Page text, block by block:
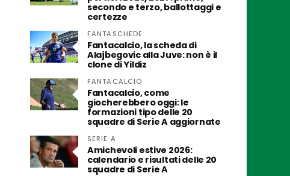
secondo e terzo, ballottaggi e
certezze
FANTASCHEDE
Fantacalcio, la scheda di
Alajbegovic alla Juve: non è il
clone di Yildiz
FANTACALCIO
Fantacalcio, come
giocherebbero oggi: le
formazioni tipo delle 20
squadre di Serie A aggiornate
SERIE A
Amichevoli estive 2026:
calendario e risultati delle 20
squadre di Serie A